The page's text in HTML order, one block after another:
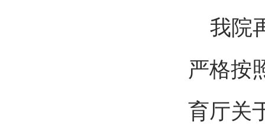
我院
严格按
育厅关